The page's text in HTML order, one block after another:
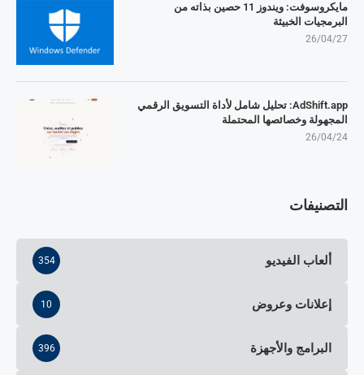
مايكروسوفت: ويندوز 11 حصين بذاته من
البرمجيات الخبيثة
26/04/27
AdShift.app: تحليل شامل لأداة التسويق الرقمي
المجهولة وخصائصها المحتملة
26/04/24
التصنيفات
ألعاب الفيديو 354
إعلانات وعروض 10
البرامج والأجهزة 396